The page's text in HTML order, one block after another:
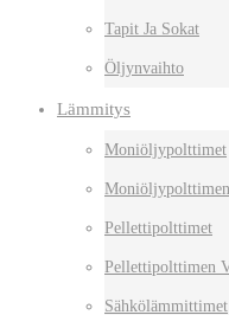
Tapit Ja Sokat
Öljynvaihto
Lämmitys
Moniöljypolttimet
Moniöljypolttimen
Pellettipolttimet
Pellettipolttimen
Sähkölämmittimet